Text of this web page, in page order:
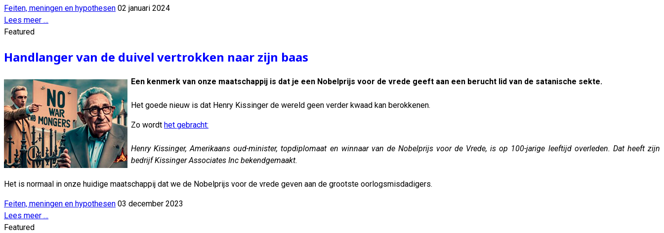
Feiten, meningen en hypothesen 02 januari 2024
Lees meer …
Featured
Handlanger van de duivel vertrokken naar zijn baas
Een kenmerk van onze maatschappij is dat je een Nobelprijs voor de vrede geeft aan een berucht lid van de satanische sekte.
Het goede nieuw is dat Henry Kissinger de wereld geen verder kwaad kan berokkenen.
Zo wordt het gebracht:
Henry Kissinger, Amerikaans oud-minister, topdiplomaat en winnaar van de Nobelprijs voor de Vrede, is op 100-jarige leeftijd overleden. Dat heeft zijn
bedrijf Kissinger Associates Inc bekendgemaakt.
Het is normaal in onze huidige maatschappij dat we de Nobelprijs voor de vrede geven aan de grootste oorlogsmisdadigers.
Feiten, meningen en hypothesen 03 december 2023
Lees meer …
Featured